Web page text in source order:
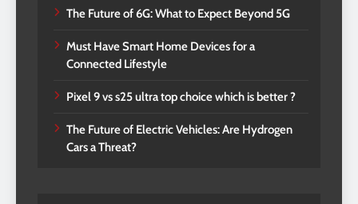
The Future of 6G: What to Expect Beyond 5G
Must Have Smart Home Devices for a
Connected Lifestyle
Pixel 9 vs s25 ultra top choice which is better ?
The Future of Electric Vehicles: Are Hydrogen
Cars a Threat?